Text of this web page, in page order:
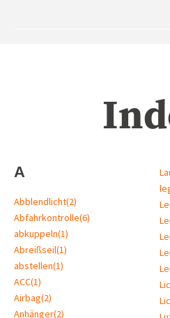
A
Abblendlicht(2)
Abfahrkontrolle(6)
abkuppeln(1)
Abreißseil(1)
abstellen(1)
ACC(1)
Airbag(2)
Anhänger(2)